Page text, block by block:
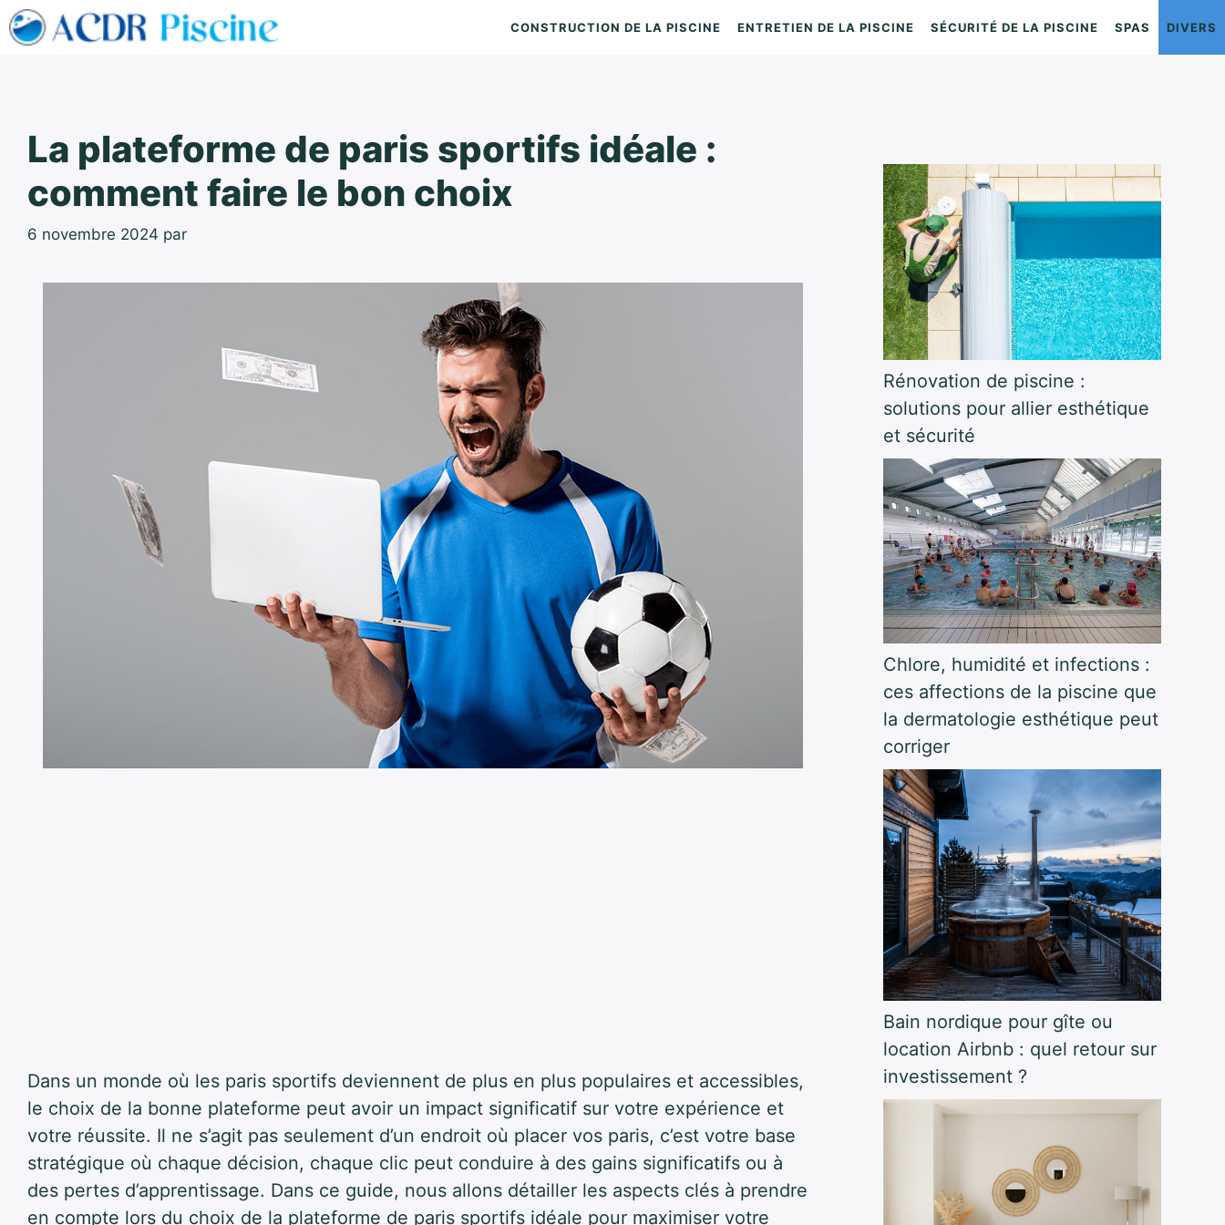
Aller
au
CONSTRUCTION DE LA PISCINE ENTRETIEN DE LA PISCINE SÉCURITÉ DE LA PISCINE SPAS DIVERS
La plateforme de paris sportifs idéale :
comment faire le bon choix
6 novembre 2024 par
Dans un monde où les paris sportifs deviennent de plus en plus populaires et accessibles,
le choix de la bonne plateforme peut avoir un impact significatif sur votre expérience et
votre réussite. Il ne s’agit pas seulement d’un endroit où placer vos paris, c’est votre base
stratégique où chaque décision, chaque clic peut conduire à des gains significatifs ou à
des pertes d’apprentissage. Dans ce guide, nous allons détailler les aspects clés à prendre
en compte lors du choix de la plateforme de paris sportifs idéale pour maximiser votre
Rénovation de piscine :
solutions pour allier esthétique
et sécurité
Chlore, humidité et infections :
ces affections de la piscine que
la dermatologie esthétique peut
corriger
Bain nordique pour gîte ou
location Airbnb : quel retour sur
investissement ?